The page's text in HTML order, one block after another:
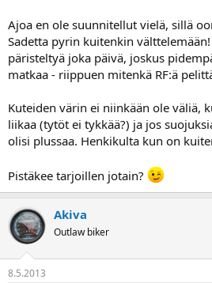
Ajoa en ole suunnitellut vielä, sillä
Sadetta pyrin kuitenkin
päristeltyä joka päivä, joskus
matkaa - riippuen mitenkä RF:ä
Kuteiden värin ei niinkään ole väliä,
liikaa (tytöt ei tykkää?) ja jos
olisi plussaa. Henkikulta kun on
Pistäkee tarjoillen jotain?
Akiva
Outlaw biker
8.5.2013